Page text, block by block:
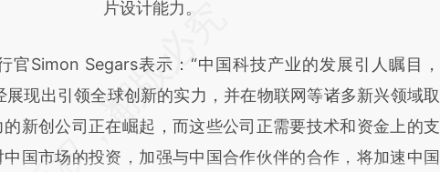
片设计能力。
Simon Segars表示：“中国科技产业的发展引人瞩目，
展现出引领全球创新的实力，并在物联网等诸多新兴领域取
新创公司正在崛起，而这些公司正需要技术和资金上的支
国市场的投资，加强与中国合作伙伴的合作，将加速中国